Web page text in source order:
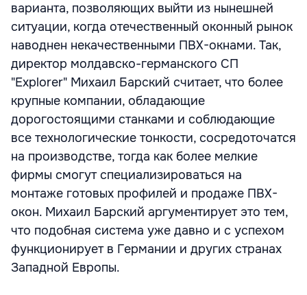
варианта, позволяющих выйти из нынешней
ситуации, когда отечественный оконный рынок
наводнен некачественными ПВХ-окнами. Так,
директор молдавско-германского СП
"Explorer" Михаил Барский считает, что более
крупные компании, обладающие
дорогостоящими станками и соблюдающие
все технологические тонкости, сосредоточатся
на производстве, тогда как более мелкие
фирмы смогут специализироваться на
монтаже готовых профилей и продаже ПВХ-
окон. Михаил Барский аргументирует это тем,
что подобная система уже давно и с успехом
функционирует в Германии и других странах
Западной Европы.